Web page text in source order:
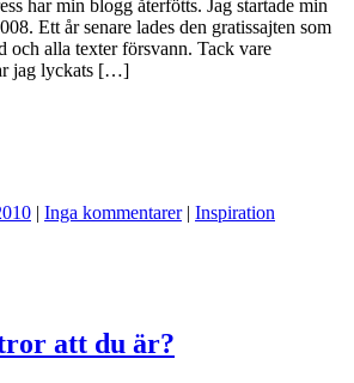
har min blogg återfötts. Jag startade min
Ett år senare lades den gratissajten som
och alla texter försvann. Tack vare
jag lyckats […]
| Inga kommentarer| Inspiration
att du är?